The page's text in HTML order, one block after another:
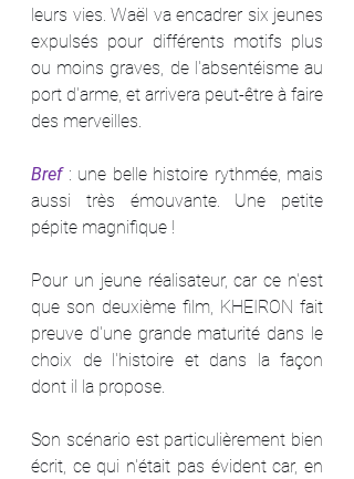
leurs vies. Waël va encadrer six jeunes
expulsés pour différents motifs plus
ou moins graves, de l'absentéisme au
port d'arme, et arrivera peut-être à faire
des merveilles.
Bref : une belle histoire rythmée, mais
aussi très émouvante. Une petite
pépite magnifique !
Pour un jeune réalisateur, car ce n'est
que son deuxième film, KHEIRON fait
preuve d'une grande maturité dans le
choix de l'histoire et dans la façon
dont il la propose.
Son scénario est particulièrement bien
écrit, ce qui n'était pas évident car, en